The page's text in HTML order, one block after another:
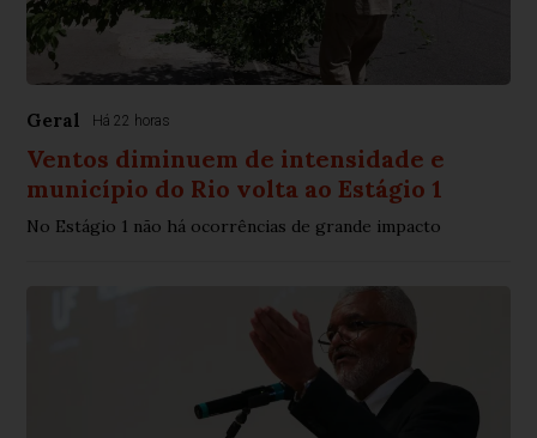
Geral Há 22 horas
Ventos diminuem de intensidade e
município do Rio volta ao Estágio 1
No Estágio 1 não há ocorrências de grande impacto